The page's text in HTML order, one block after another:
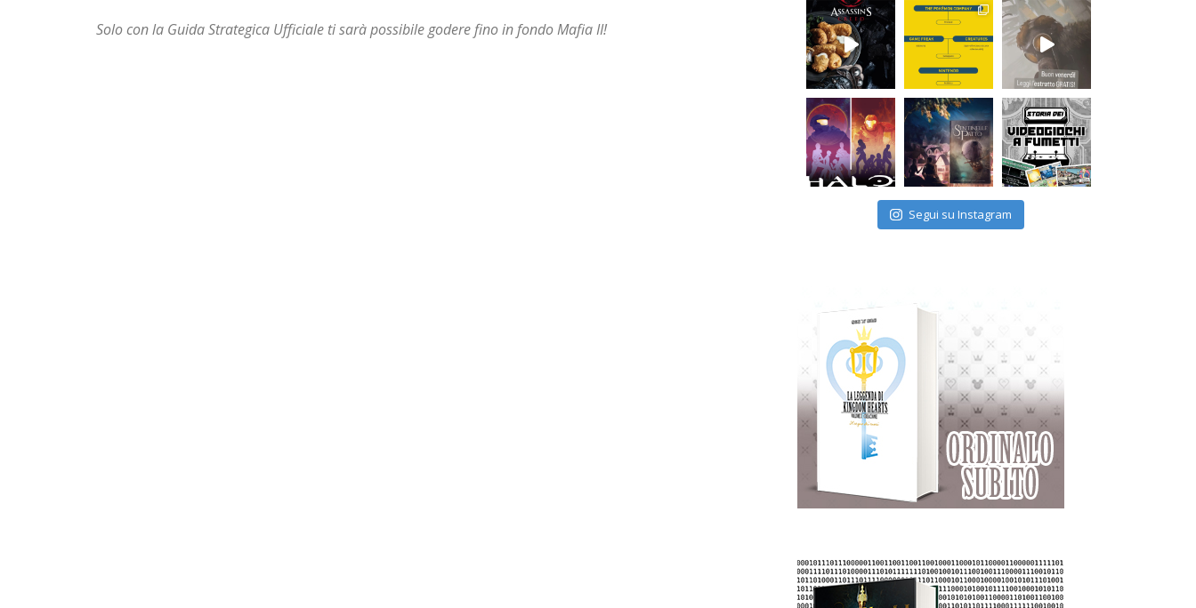
Solo con la Guida Strategica Ufficiale ti sarà possibile godere fino in fondo Mafia II!
Segui su Instagram